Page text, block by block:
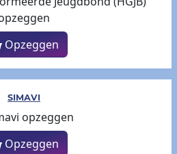
Opzeggen
SIMAVI
Opzeggen